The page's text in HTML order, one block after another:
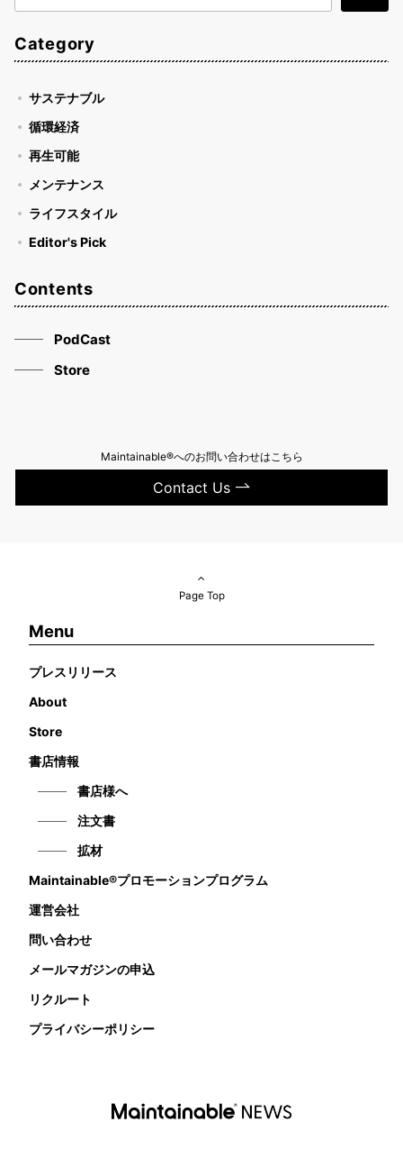
索
Category
サステナブル
循環経済
再生可能
メンテナンス
ライフスタイル
Editor's Pick
Contents
PodCast
Store
Maintainable®へのお問い合わせはこちら
Contact Us
Page Top
Menu
プレスリリース
About
Store
書店情報
書店様へ
注文書
拡材
Maintainable®プロモーションプログラム
運営会社
問い合わせ
メールマガジンの申込
リクルート
プライバシーポリシー